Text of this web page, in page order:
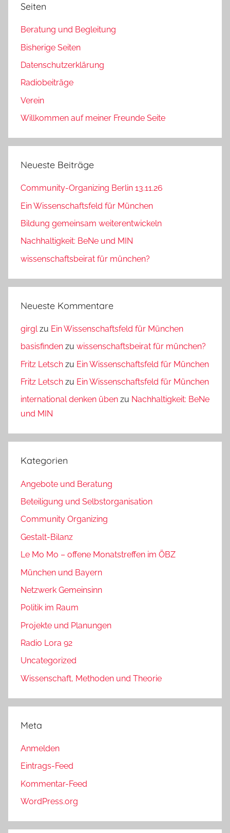
Seiten
Beratung und Begleitung
Bisherige Seiten
Datenschutzerklärung
Radiobeiträge
Verein
Willkommen auf meiner Freunde Seite
Neueste Beiträge
Community-Organizing Berlin 13.11.26
Ein Wissenschaftsfeld für München
Bildung gemeinsam weiterentwickeln
Nachhaltigkeit: BeNe und MIN
wissenschaftsbeirat für münchen?
Neueste Kommentare
girglzu Ein Wissenschaftsfeld für München
basisfinden zu wissenschaftsbeirat für münchen?
Fritz Letsch zu Ein Wissenschaftsfeld für München
Fritz Letsch zu Ein Wissenschaftsfeld für München
international denken üben zu Nachhaltigkeit: BeNe
und MIN
Kategorien
Angebote und Beratung
Beteiligung und Selbstorganisation
Community Organizing
Gestalt-Bilanz
Le Mo Mo – offene Monatstreffen im ÖBZ
München und Bayern
Netzwerk Gemeinsinn
Politik im Raum
Projekte und Planungen
Radio Lora 92
Uncategorized
Wissenschaft, Methoden und Theorie
Meta
Anmelden
Eintrags-Feed
Kommentar-Feed
WordPress.org